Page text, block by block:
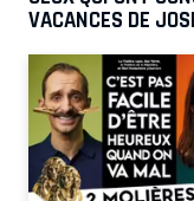
VACANCES DE